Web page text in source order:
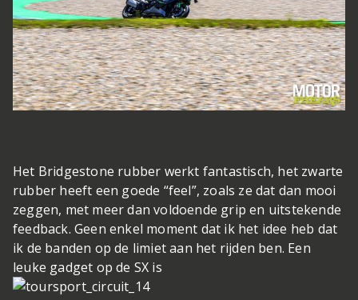
Het Bridgestone rubber werkt fantastisch, het zwarte
rubber heeft een goede “feel”, zoals ze dat dan mooi
zeggen, met meer dan voldoende grip en uitstekende
feedback. Geen enkel moment dat ik het idee heb dat
ik de banden op de limiet aan het rijden ben. Een
leuke gadget op de SX is